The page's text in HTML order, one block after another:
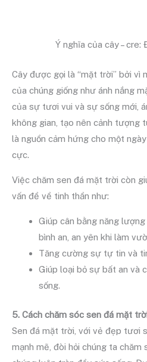
Ý nghĩa của cây – cre:
Cây được gọi là “mặt trời” bởi vì
của chúng giống như ánh nắng
của sự tươi vui và sự sống mới,
không gian, tạo nên cảnh tượng
là nguồn cảm hứng cho một
cực.
Việc chăm sen đá mặt trời còn
vấn đề về tinh thần như:
Giúp cân bằng năng
bình an, an yên khi làm
Tăng cường sự tự tin và
Giúp loại bỏ sự bất an và
sống.
5. Cách chăm sóc sen đá mặt
Sen đá mặt trời, với vẻ đẹp tươi
mạnh mẽ, đòi hỏi chúng ta chăm